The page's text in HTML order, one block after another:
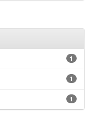
1
1
1